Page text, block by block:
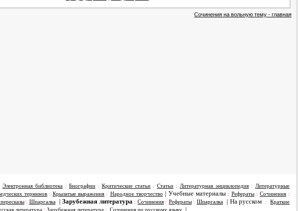
Сочинения на вольную тему - главная
Электронная библиотека : Биографии : Критические статьи : Статьи : Литературная энциклопедия : Литературные
терминов :Крылатые выражения : Народное творчество | Учебные материалы : Рефераты:Сочинения :
: Шпаргалка | Зарубежная литература : Сочинения: Рефераты: Шпаргалка | На русском :Краткие
литература : Зарубежная литература : Сочинения по русскому языку |